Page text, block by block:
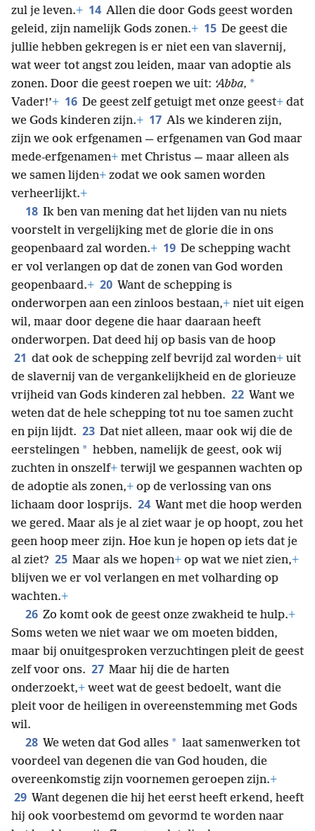
zul je leven.+ 14 Allen die door Gods geest worden
geleid, zijn namelijk Gods zonen.+ 15 De geest die
jullie hebben gekregen is er niet een van slavernij,
wat weer tot angst zou leiden, maar van adoptie als
zonen. Door die geest roepen we uit: ‘Abba, *
Vader!’+ 16 De geest zelf getuigt met onze geest+ dat
we Gods kinderen zijn.+ 17 Als we kinderen zijn,
zijn we ook erfgenamen — erfgenamen van God maar
mede-erfgenamen+ met Christus — maar alleen als
we samen lijden+ zodat we ook samen worden
verheerlijkt.+
18 Ik ben van mening dat het lijden van nu niets
voorstelt in vergelijking met de glorie die in ons
geopenbaard zal worden.+ 19 De schepping wacht
er vol verlangen op dat de zonen van God worden
geopenbaard.+ 20 Want de schepping is
onderworpen aan een zinloos bestaan,+ niet uit eigen
wil, maar door degene die haar daaraan heeft
onderworpen. Dat deed hij op basis van de hoop
21 dat ook de schepping zelf bevrijd zal worden+ uit
de slavernij van de vergankelijkheid en de glorieuze
vrijheid van Gods kinderen zal hebben. 22 Want we
weten dat de hele schepping tot nu toe samen zucht
en pijn lijdt. 23 Dat niet alleen, maar ook wij die de
eerstelingen * hebben, namelijk de geest, ook wij
zuchten in onszelf+ terwijl we gespannen wachten op
de adoptie als zonen,+ op de verlossing van ons
lichaam door losprijs. 24 Want met die hoop werden
we gered. Maar als je al ziet waar je op hoopt, zou het
geen hoop meer zijn. Hoe kun je hopen op iets dat je
al ziet? 25 Maar als we hopen+ op wat we niet zien,+
blijven we er vol verlangen en met volharding op
wachten.+
26 Zo komt ook de geest onze zwakheid te hulp.+
Soms weten we niet waar we om moeten bidden,
maar bij onuitgesproken verzuchtingen pleit de geest
zelf voor ons. 27 Maar hij die de harten
onderzoekt,+ weet wat de geest bedoelt, want die
pleit voor de heiligen in overeenstemming met Gods
wil.
28 We weten dat God alles * laat samenwerken tot
voordeel van degenen die van God houden, die
overeenkomstig zijn voornemen geroepen zijn.+
29 Want degenen die hij het eerst heeft erkend, heeft
hij ook voorbestemd om gevormd te worden naar